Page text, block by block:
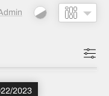
2023